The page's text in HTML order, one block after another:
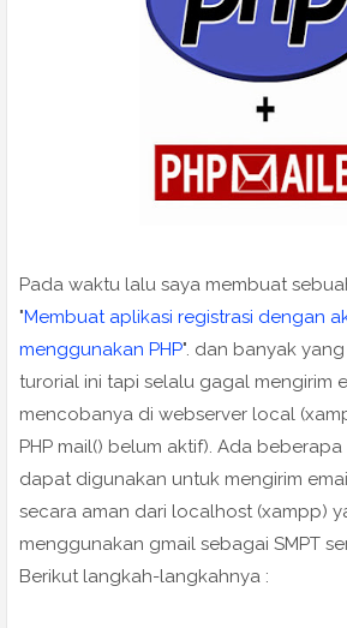
Pada waktu lalu saya membuat
"Membuat aplikasi registrasi dengan
menggunakan PHP". dan banyak
turorial ini tapi selalu gagal mengirim
mencobanya di webserver local
PHP mail() belum aktif). Ada
dapat digunakan untuk mengirim
secara aman dari localhost (xampp)
menggunakan gmail sebagai SMPT
Berikut langkah-langkahnya :